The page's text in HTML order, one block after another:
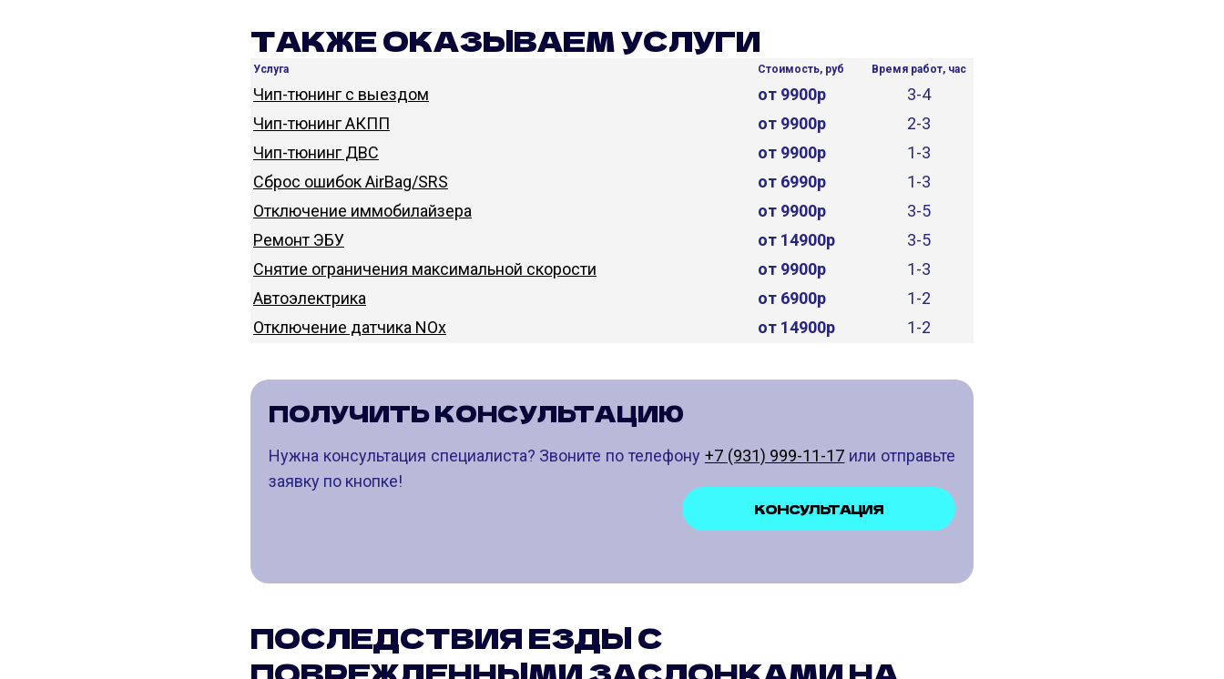
ТАКЖЕ ОКАЗЫВАЕМ УСЛУГИ
Услуга Стоимость, руб Время работ, час
Чип-тюнинг с выездом от 9900р
3-4
Чип-тюнинг АКПП
от 9900р
2-3
Чип-тюнинг ДВС
от 9900р
1-3
Сброс ошибок AirBag/SRS
от 6990р
1-3
Отключение иммобилайзера
от 9900р
3-5
Ремонт ЭБУ
от 14900р
3-5
Снятие ограничения максимальной скорости
от 9900р
1-3
Автоэлектрика
от 6900р
1-2
Отключение датчика NOx
от 14900р 1-2
ПОЛУЧИТЬ КОНСУЛЬТАЦИЮ
Нужна консультация специалиста? Звоните по телефону +7 (931) 999-11-17 или отправьте
заявку по кнопке!
КОНСУЛЬТАЦИЯ
ПОСЛЕДСТВИЯ ЕЗДЫ С